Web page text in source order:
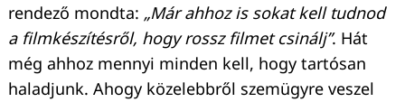
rendező mondta: „Már ahhoz is sokat kell tudnod
a filmkészítésről, hogy rossz filmet csinálj”. Hát
még ahhoz mennyi minden kell, hogy tartósan
haladjunk. Ahogy közelebbről szemügyre veszel